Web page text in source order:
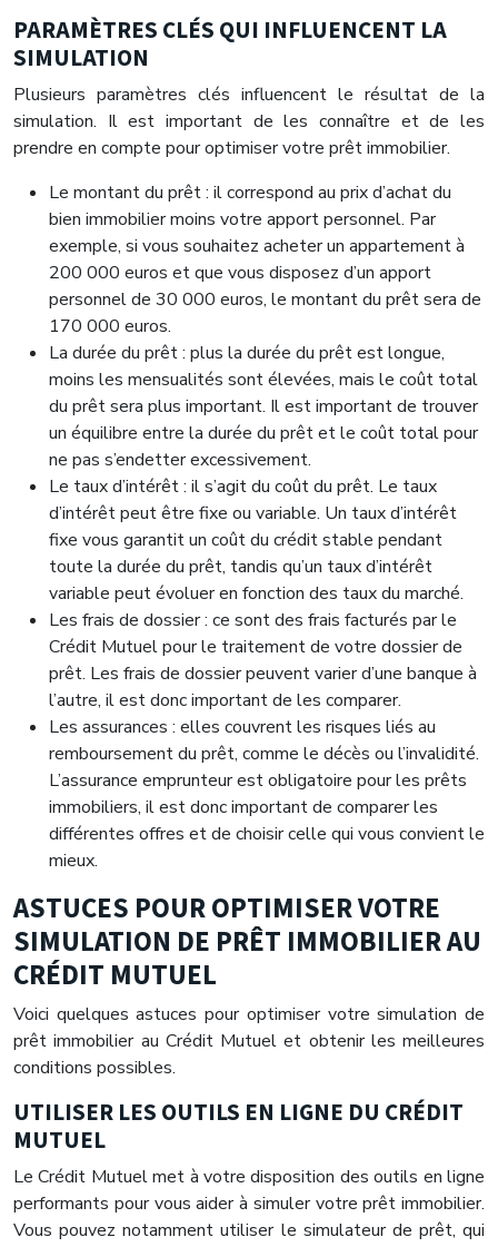
PARAMÈTRES CLÉS QUI INFLUENCENT LA
SIMULATION
Plusieurs paramètres clés influencent le résultat de la
simulation. Il est important de les connaître et de les
prendre en compte pour optimiser votre prêt immobilier.
Le montant du prêt : il correspond au prix d’achat du
bien immobilier moins votre apport personnel. Par
exemple, si vous souhaitez acheter un appartement à
200 000 euros et que vous disposez d’un apport
personnel de 30 000 euros, le montant du prêt sera de
170 000 euros.
La durée du prêt : plus la durée du prêt est longue,
moins les mensualités sont élevées, mais le coût total
du prêt sera plus important. Il est important de trouver
un équilibre entre la durée du prêt et le coût total pour
ne pas s’endetter excessivement.
Le taux d’intérêt : il s’agit du coût du prêt. Le taux
d’intérêt peut être fixe ou variable. Un taux d’intérêt
fixe vous garantit un coût du crédit stable pendant
toute la durée du prêt, tandis qu’un taux d’intérêt
variable peut évoluer en fonction des taux du marché.
Les frais de dossier : ce sont des frais facturés par le
Crédit Mutuel pour le traitement de votre dossier de
prêt. Les frais de dossier peuvent varier d’une banque à
l’autre, il est donc important de les comparer.
Les assurances : elles couvrent les risques liés au
remboursement du prêt, comme le décès ou l’invalidité.
L’assurance emprunteur est obligatoire pour les prêts
immobiliers, il est donc important de comparer les
différentes offres et de choisir celle qui vous convient le
mieux.
ASTUCES POUR OPTIMISER VOTRE
SIMULATION DE PRÊT IMMOBILIER AU
CRÉDIT MUTUEL
Voici quelques astuces pour optimiser votre simulation de
prêt immobilier au Crédit Mutuel et obtenir les meilleures
conditions possibles.
UTILISER LES OUTILS EN LIGNE DU CRÉDIT
MUTUEL
Le Crédit Mutuel met à votre disposition des outils en ligne
performants pour vous aider à simuler votre prêt immobilier.
Vous pouvez notamment utiliser le simulateur de prêt, qui